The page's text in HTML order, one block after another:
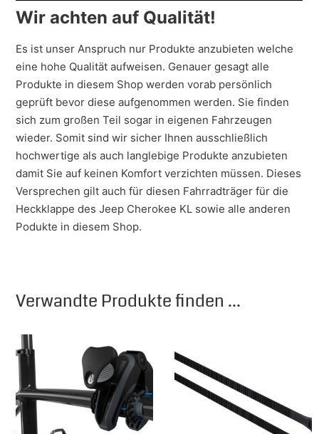
Wir achten auf Qualität!
Es ist unser Anspruch nur Produkte anzubieten welche
eine hohe Qualität aufweisen. Genauer gesagt alle
Produkte in diesem Shop werden vorab persönlich
geprüft bevor diese aufgenommen werden. Sie finden
sich zum großen Teil sogar in eigenen Fahrzeugen
wieder. Somit sind wir sicher Ihnen ausschließlich
hochwertige als auch langlebige Produkte anzubieten
damit Sie auf keinen Komfort verzichten müssen. Dieses
Versprechen gilt auch für diesen Fahrradträger für die
Heckklappe des Jeep Cherokee KL sowie alle anderen
Podukte in diesem Shop.
Verwandte Produkte finden ...